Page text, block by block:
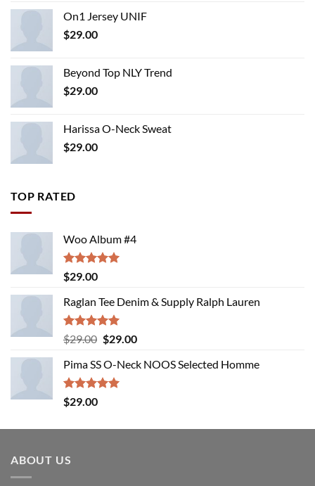
On1 Jersey UNIF
$29.00
Beyond Top NLY Trend
$29.00
Harissa O-Neck Sweat
$29.00
TOP RATED
Woo Album #4
Rated5.00
out of 5
$29.00
Raglan Tee Denim & Supply Ralph Lauren
Rated5.00
out of 5
$29.00 Original
was:
$29.00.
$29.00Current
is:
Pima SS O-Neck NOOS Selected Homme
Rated5.00
out of 5
$29.00
ABOUT US